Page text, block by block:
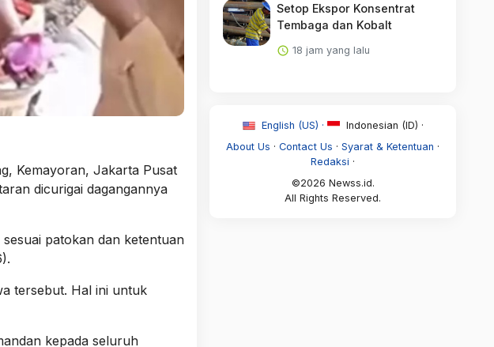
Kemayoran, Jakarta Pusat
dicurigai dagangannya
patokan dan ketentuan
tersebut. Hal ini untuk
kepada seluruh
Setop Ekspor Konsentrat
Tembaga dan Kobalt
18 jam yang lalu
English (US) ·
Indonesian (ID) ·
About Us · Contact Us · Syarat & Ketentuan ·
Redaksi ·
©2026 Newss.id.
All Rights Reserved.